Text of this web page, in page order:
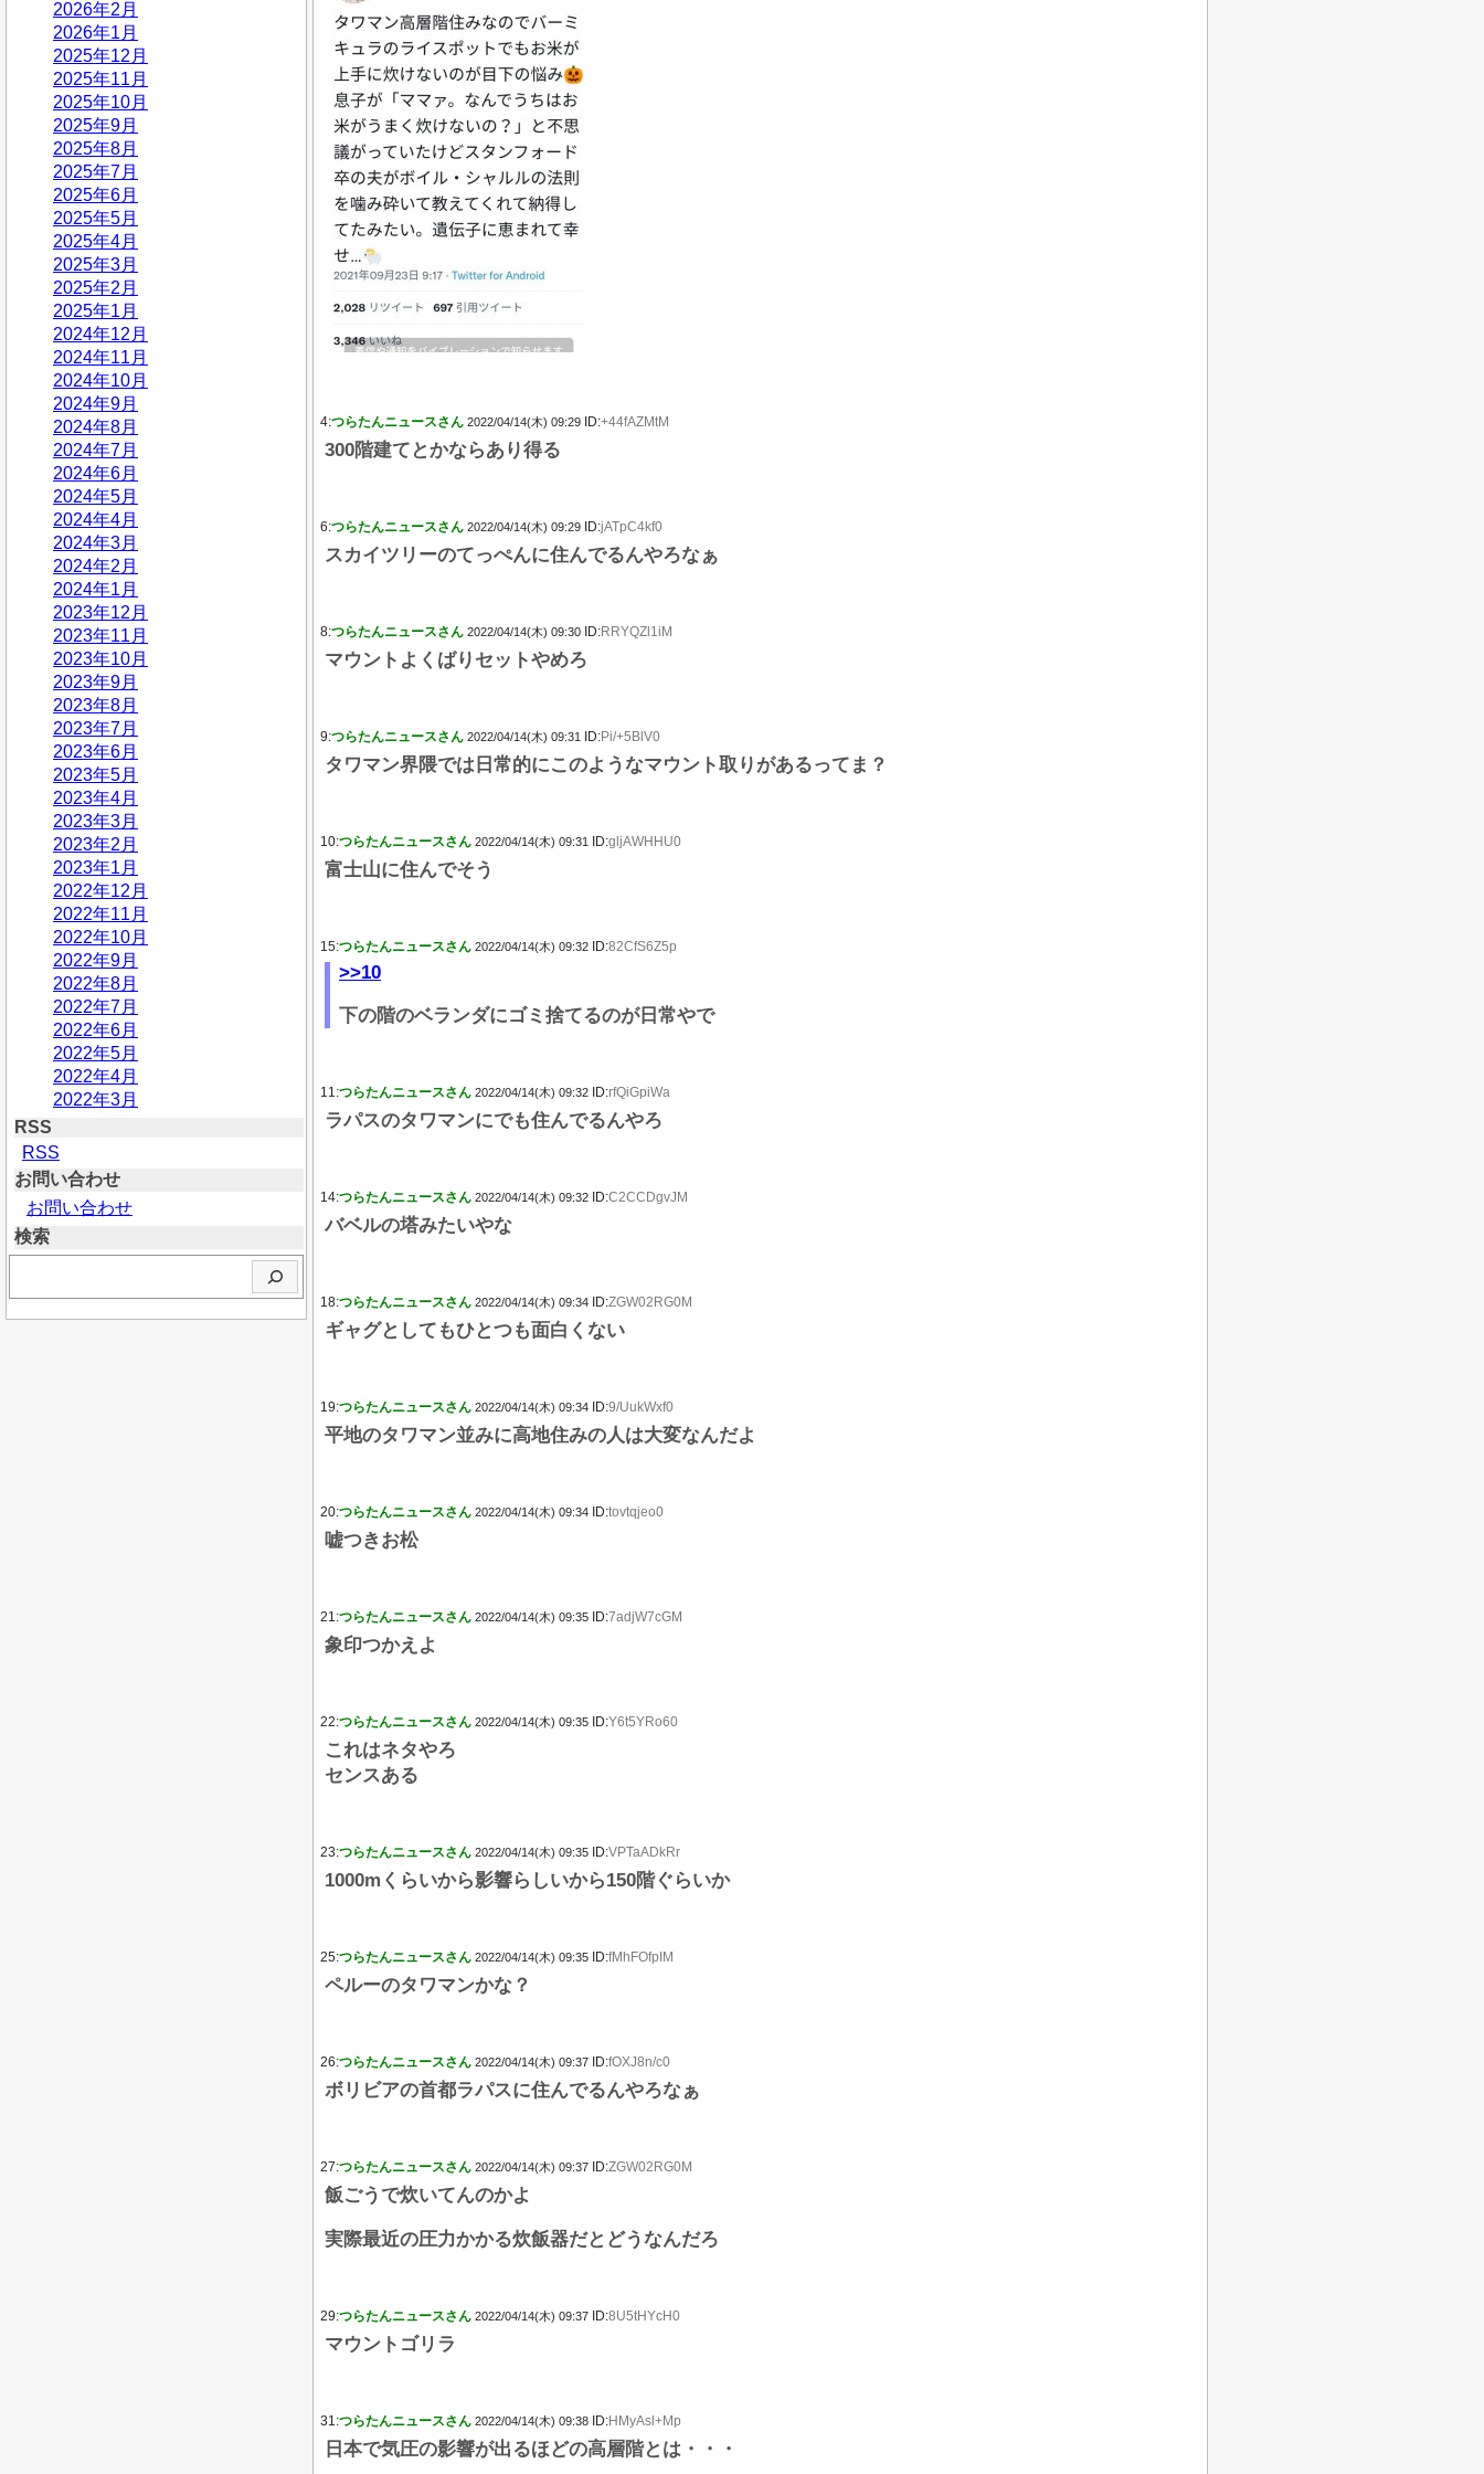
2026年2月
2026年1月
2025年12月
2025年11月
2025年10月
2025年9月
2025年8月
2025年7月
2025年6月
2025年5月
2025年4月
2025年3月
2025年2月
2025年1月
2024年12月
2024年11月
2024年10月
2024年9月
2024年8月
2024年7月
2024年6月
2024年5月
2024年4月
2024年3月
2024年2月
2024年1月
2023年12月
2023年11月
2023年10月
2023年9月
2023年8月
2023年7月
2023年6月
2023年5月
2023年4月
2023年3月
2023年2月
2023年1月
2022年12月
2022年11月
2022年10月
2022年9月
2022年8月
2022年7月
2022年6月
2022年5月
2022年4月
2022年3月
RSS
RSS
お問い合わせ
お問い合わせ
検索
4:つらたんニュースさん 2022/04/14(木) 09:29 ID:+44fAZMtM
300階建てとかならあり得る
6:つらたんニュースさん 2022/04/14(木) 09:29 ID:jATpC4kf0
スカイツリーのてっぺんに住んでるんやろなぁ
8:つらたんニュースさん 2022/04/14(木) 09:30 ID:RRYQZl1iM
マウントよくばりセットやめろ
9:つらたんニュースさん 2022/04/14(木) 09:31 ID:Pi/+5BlV0
タワマン界隈では日常的にこのようなマウント取りがあるってま？
10:つらたんニュースさん 2022/04/14(木) 09:31 ID:gljAWHHU0
富士山に住んでそう
15:つらたんニュースさん 2022/04/14(木) 09:32 ID:82CfS6Z5p
>>10
下の階のベランダにゴミ捨てるのが日常やで
11:つらたんニュースさん 2022/04/14(木) 09:32 ID:rfQiGpiWa
ラパスのタワマンにでも住んでるんやろ
14:つらたんニュースさん 2022/04/14(木) 09:32 ID:C2CCDgvJM
バベルの塔みたいやな
18:つらたんニュースさん 2022/04/14(木) 09:34 ID:ZGW02RG0M
ギャグとしてもひとつも面白くない
19:つらたんニュースさん 2022/04/14(木) 09:34 ID:9/UukWxf0
平地のタワマン並みに高地住みの人は大変なんだよ
20:つらたんニュースさん 2022/04/14(木) 09:34 ID:tovtqjeo0
嘘つきお松
21:つらたんニュースさん 2022/04/14(木) 09:35 ID:7adjW7cGM
象印つかえよ
22:つらたんニュースさん 2022/04/14(木) 09:35 ID:Y6t5YRo60
これはネタやろ
センスある
23:つらたんニュースさん 2022/04/14(木) 09:35 ID:VPTaADkRr
1000mくらいから影響らしいから150階ぐらいか
25:つらたんニュースさん 2022/04/14(木) 09:35 ID:fMhFOfpIM
ペルーのタワマンかな？
26:つらたんニュースさん 2022/04/14(木) 09:37 ID:fOXJ8n/c0
ボリビアの首都ラパスに住んでるんやろなぁ
27:つらたんニュースさん 2022/04/14(木) 09:37 ID:ZGW02RG0M
飯ごうで炊いてんのかよ
実際最近の圧力かかる炊飯器だとどうなんだろ
29:つらたんニュースさん 2022/04/14(木) 09:37 ID:8U5tHYcH0
マウントゴリラ
31:つらたんニュースさん 2022/04/14(木) 09:38 ID:HMyAsl+Mp
日本で気圧の影響が出るほどの高層階とは・・・